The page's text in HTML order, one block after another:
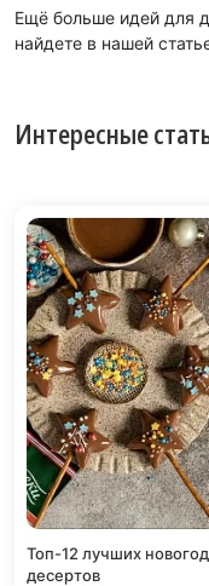
Ещё больше идей для
найдете в нашей
Интересные
Топ-12 лучших
десертов